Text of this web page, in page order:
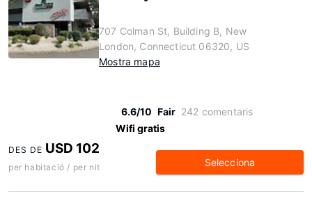
707 Colman St, Building B, New
London, Connecticut 06320, US
Mostra mapa
6.6/10 Fair 242 comentaris
Wifi gratis
DES DE USD 102
per habitació / per nit Selecciona